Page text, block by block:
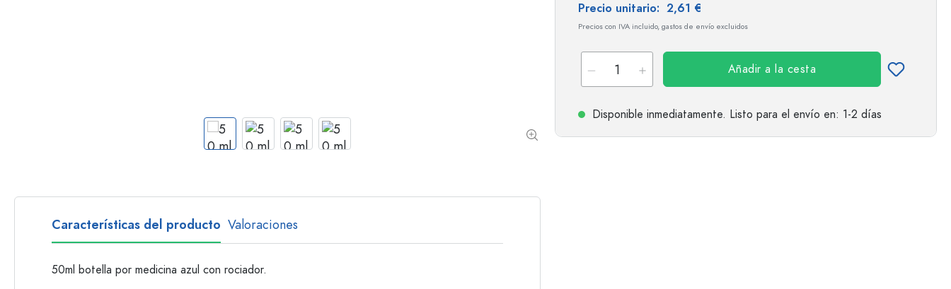
Botellas según el material
Precio unitario: 2,61 €
Precios con IVA incluido, gastos de envío excluidos
Añadir a la cesta
Disponible inmediatamente. Listo para el envío en: 1-2 días
Características del producto Valoraciones
50ml botella por medicina azul con rociador.